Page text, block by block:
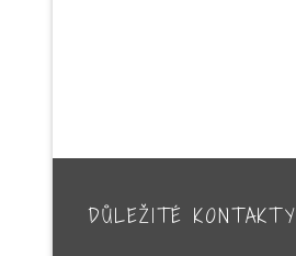
DŮLEŽITÉ KONTAKTY